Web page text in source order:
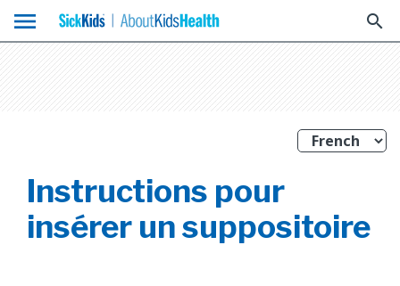
menu search
Instructions pour
insérer un suppositoire